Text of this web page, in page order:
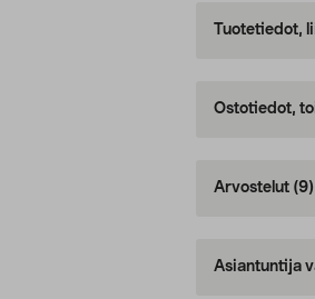
Tuotetiedot,
Ostotiedot,
Arvostelut (9)
Asiantuntija